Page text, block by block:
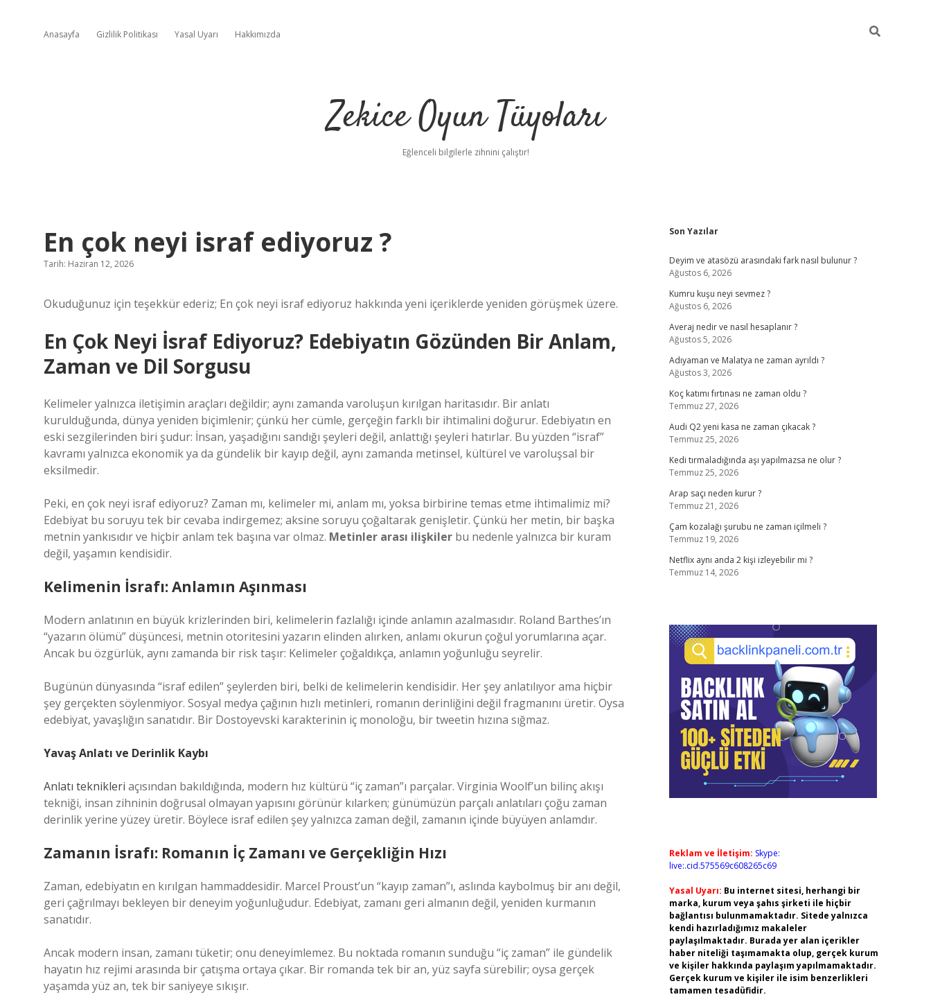
Anasayfa Gizlilik Politikası Yasal Uyarı Hakkımızda
Zekice Oyun Tüyoları
Eğlenceli bilgilerle zihnini çalıştır!
En çok neyi israf ediyoruz ?
Tarih: Haziran 12, 2026
Okuduğunuz için teşekkür ederiz; En çok neyi israf ediyoruz hakkında yeni içeriklerde yeniden görüşmek üzere.
En Çok Neyi İsraf Ediyoruz? Edebiyatın Gözünden Bir Anlam,
Zaman ve Dil Sorgusu
Kelimeler yalnızca iletişimin araçları değildir; aynı zamanda varoluşun kırılgan haritasıdır. Bir anlatı
kurulduğunda, dünya yeniden biçimlenir; çünkü her cümle, gerçeğin farklı bir ihtimalini doğurur. Edebiyatın en
eski sezgilerinden biri şudur: İnsan, yaşadığını sandığı şeyleri değil, anlattığı şeyleri hatırlar. Bu yüzden “israf”
kavramı yalnızca ekonomik ya da gündelik bir kayıp değil, aynı zamanda metinsel, kültürel ve varoluşsal bir
eksilmedir.
Peki, en çok neyi israf ediyoruz? Zaman mı, kelimeler mi, anlam mı, yoksa birbirine temas etme ihtimalimiz mi?
Edebiyat bu soruyu tek bir cevaba indirgemez; aksine soruyu çoğaltarak genişletir. Çünkü her metin, bir başka
metnin yankısıdır ve hiçbir anlam tek başına var olmaz. Metinler arası ilişkiler bu nedenle yalnızca bir kuram
değil, yaşamın kendisidir.
Kelimenin İsrafı: Anlamın Aşınması
Modern anlatının en büyük krizlerinden biri, kelimelerin fazlalığı içinde anlamın azalmasıdır. Roland Barthes’ın
“yazarın ölümü” düşüncesi, metnin otoritesini yazarın elinden alırken, anlamı okurun çoğul yorumlarına açar.
Ancak bu özgürlük, aynı zamanda bir risk taşır: Kelimeler çoğaldıkça, anlamın yoğunluğu seyrelir.
Bugünün dünyasında “israf edilen” şeylerden biri, belki de kelimelerin kendisidir. Her şey anlatılıyor ama hiçbir
şey gerçekten söylenmiyor. Sosyal medya çağının hızlı metinleri, romanın derinliğini değil fragmanını üretir. Oysa
edebiyat, yavaşlığın sanatıdır. Bir Dostoyevski karakterinin iç monoloğu, bir tweetin hızına sığmaz.
Yavaş Anlatı ve Derinlik Kaybı
Anlatı teknikleri açısından bakıldığında, modern hız kültürü “iç zaman”ı parçalar. Virginia Woolf’un bilinç akışı
tekniği, insan zihninin doğrusal olmayan yapısını görünür kılarken; günümüzün parçalı anlatıları çoğu zaman
derinlik yerine yüzey üretir. Böylece israf edilen şey yalnızca zaman değil, zamanın içinde büyüyen anlamdır.
Zamanın İsrafı: Romanın İç Zamanı ve Gerçekliğin Hızı
Zaman, edebiyatın en kırılgan hammaddesidir. Marcel Proust’un “kayıp zaman”ı, aslında kaybolmuş bir anı değil,
geri çağrılmayı bekleyen bir deneyim yoğunluğudur. Edebiyat, zamanı geri almanın değil, yeniden kurmanın
sanatıdır.
Ancak modern insan, zamanı tüketir; onu deneyimlemez. Bu noktada romanın sunduğu “iç zaman” ile gündelik
hayatın hız rejimi arasında bir çatışma ortaya çıkar. Bir romanda tek bir an, yüz sayfa sürebilir; oysa gerçek
yaşamda yüz an, tek bir saniyeye sıkışır.
Sidebar
Son Yazılar
Deyim ve atasözü arasındaki fark nasıl bulunur ?
Ağustos 6, 2026
Kumru kuşu neyi sevmez ?
Ağustos 6, 2026
Averaj nedir ve nasıl hesaplanır ?
Ağustos 5, 2026
Adıyaman ve Malatya ne zaman ayrıldı ?
Ağustos 3, 2026
Koç katımı fırtınası ne zaman oldu ?
Temmuz 27, 2026
Audi Q2 yeni kasa ne zaman çıkacak ?
Temmuz 25, 2026
Kedi tırmaladığında aşı yapılmazsa ne olur ?
Temmuz 25, 2026
Arap saçı neden kurur ?
Temmuz 21, 2026
Çam kozalağı şurubu ne zaman içilmeli ?
Temmuz 19, 2026
Netflix aynı anda 2 kişi izleyebilir mi ?
Temmuz 14, 2026
Reklam ve İletişim: Skype:
live:.cid.575569c608265c69
Yasal Uyarı: Bu internet sitesi, herhangi bir
marka, kurum veya şahıs şirketi ile hiçbir
bağlantısı bulunmamaktadır. Sitede yalnızca
kendi hazırladığımız makaleler
paylaşılmaktadır. Burada yer alan içerikler
haber niteliği taşımamakta olup, gerçek kurum
ve kişiler hakkında paylaşım yapılmamaktadır.
Gerçek kurum ve kişiler ile isim benzerlikleri
tamamen tesadüfidir.
vdcasino sitesigrandoperabet giriş